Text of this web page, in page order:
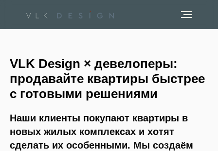
VLK Design × девелоперы:
продавайте квартиры быстрее
с готовыми решениями
Наши клиенты покупают квартиры в
новых жилых комплексах и хотят
сделать их особенными. Мы создаём